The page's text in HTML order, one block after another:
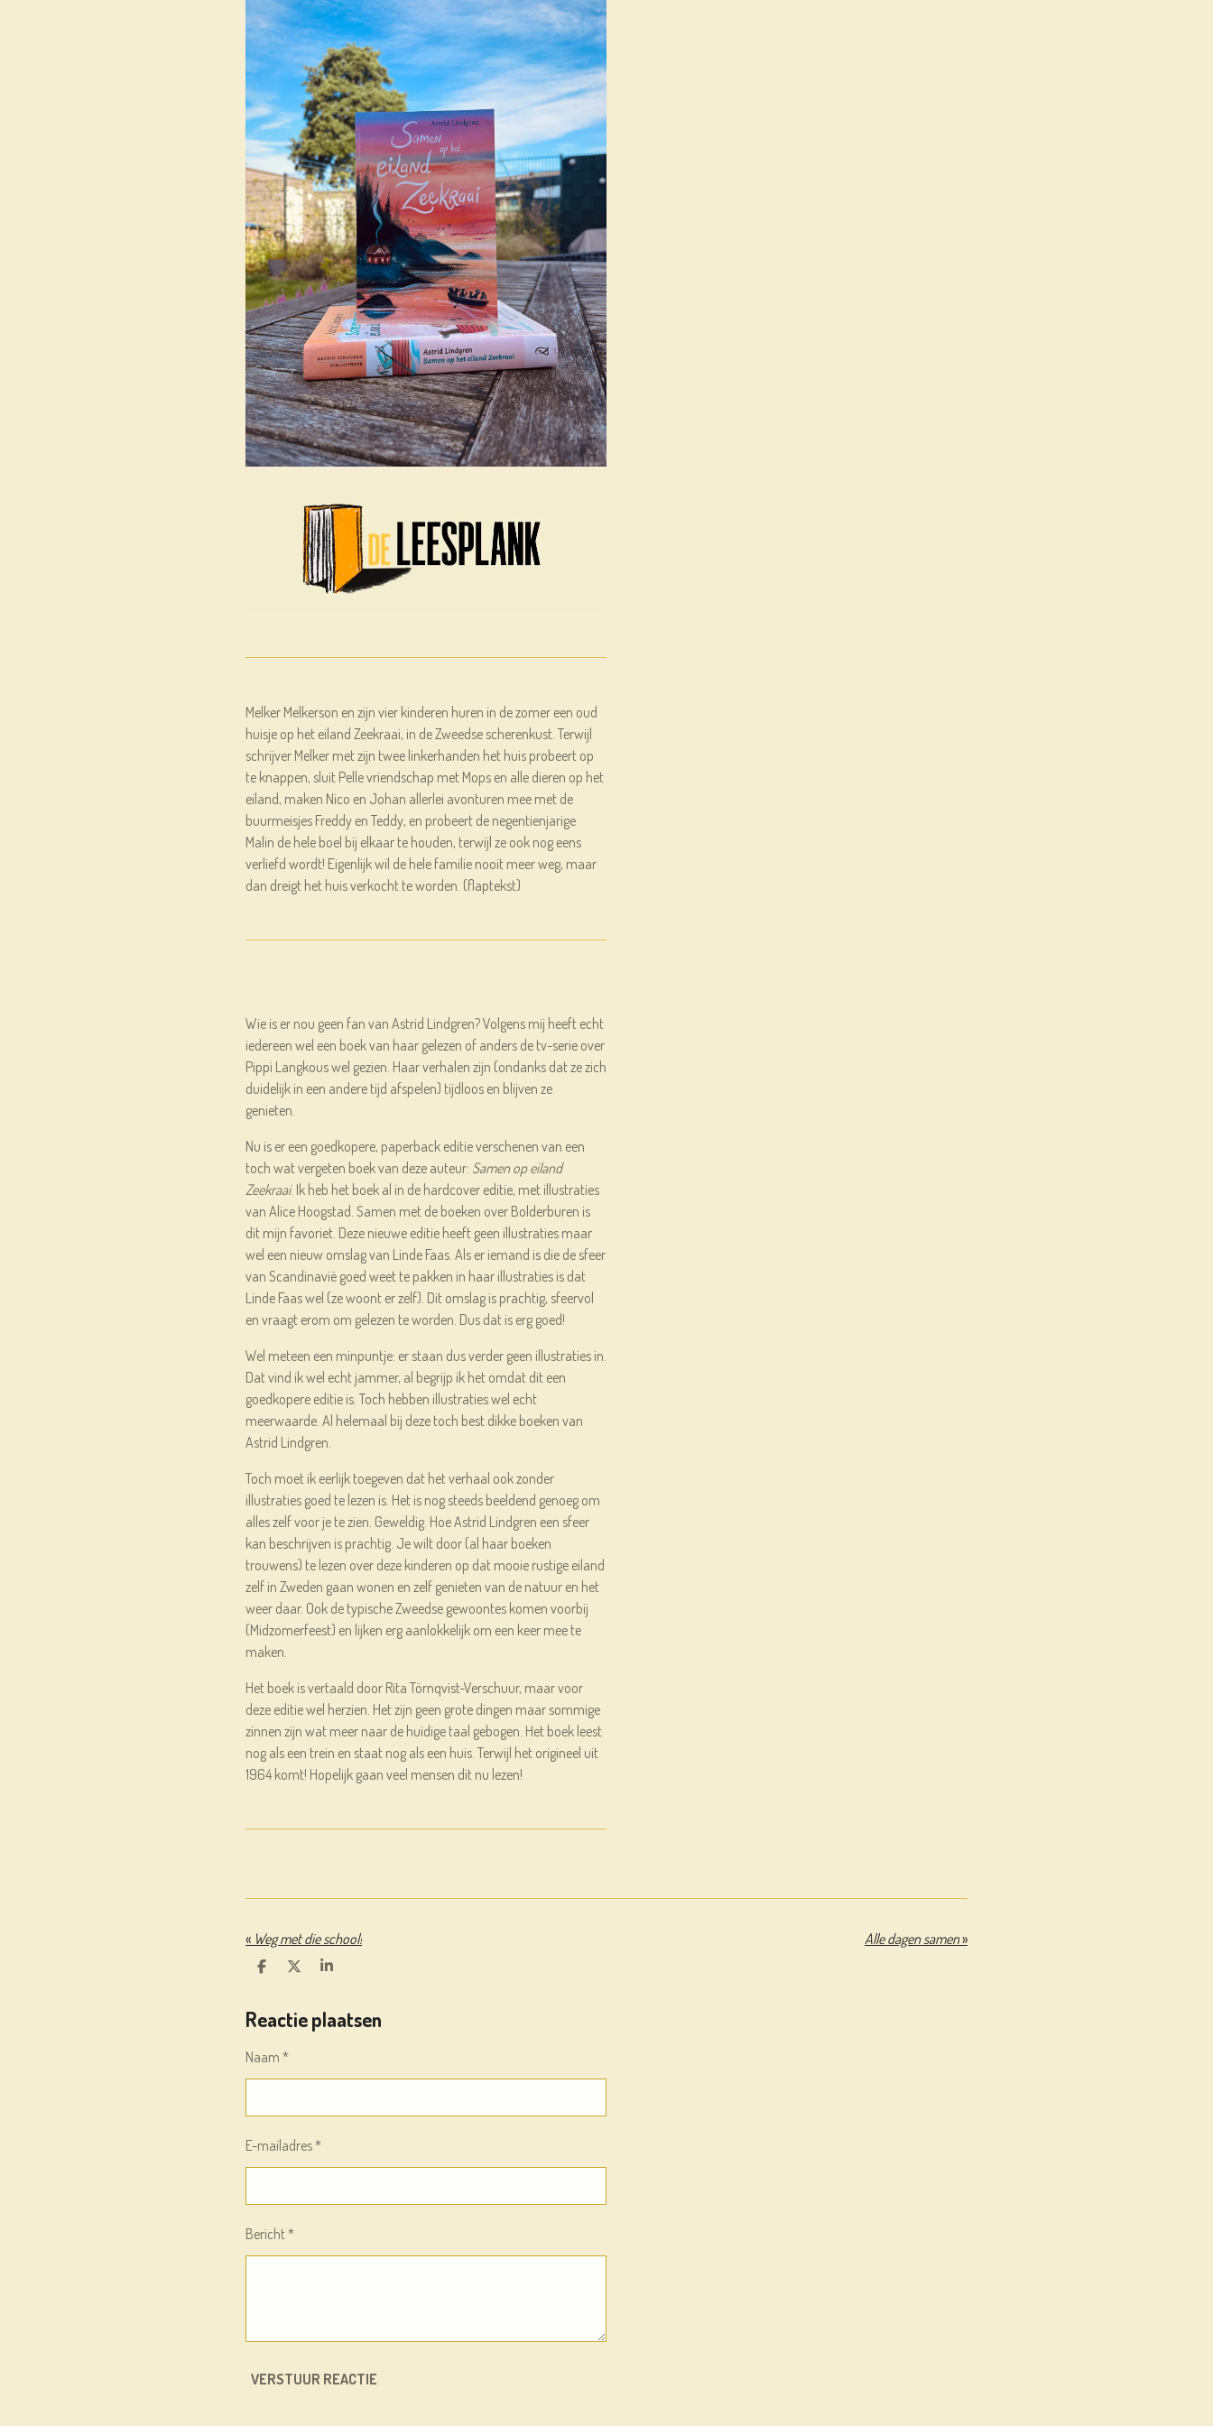
Melker Melkerson en zijn vier kinderen huren in de zomer een oud
huisje op het eiland Zeekraai, in de Zweedse scherenkust. Terwijl
schrijver Melker met zijn twee linkerhanden het huis probeert op
te knappen, sluit Pelle vriendschap met Mops en alle dieren op het
eiland, maken Nico en Johan allerlei avonturen mee met de
buurmeisjes Freddy en Teddy, en probeert de negentienjarige
Malin de hele boel bij elkaar te houden, terwijl ze ook nog eens
verliefd wordt! Eigenlijk wil de hele familie nooit meer weg, maar
dan dreigt het huis verkocht te worden. (flaptekst)
Wie is er nou geen fan van Astrid Lindgren? Volgens mij heeft echt
iedereen wel een boek van haar gelezen of anders de tv-serie over
Pippi Langkous wel gezien. Haar verhalen zijn (ondanks dat ze zich
duidelijk in een andere tijd afspelen) tijdloos en blijven ze
genieten.
Nu is er een goedkopere, paperback editie verschenen van een
toch wat vergeten boek van deze auteur: Samen op eiland
Zeekraai. Ik heb het boek al in de hardcover editie, met illustraties
van Alice Hoogstad. Samen met de boeken over Bolderburen is
dit mijn favoriet. Deze nieuwe editie heeft geen illustraties maar
wel een nieuw omslag van Linde Faas. Als er iemand is die de sfeer
van Scandinavië goed weet te pakken in haar illustraties is dat
Linde Faas wel (ze woont er zelf). Dit omslag is prachtig, sfeervol
en vraagt erom om gelezen te worden. Dus dat is erg goed!
Wel meteen een minpuntje: er staan dus verder geen illustraties in.
Dat vind ik wel echt jammer, al begrijp ik het omdat dit een
goedkopere editie is. Toch hebben illustraties wel echt
meerwaarde. Al helemaal bij deze toch best dikke boeken van
Astrid Lindgren.
Toch moet ik eerlijk toegeven dat het verhaal ook zonder
illustraties goed te lezen is. Het is nog steeds beeldend genoeg om
alles zelf voor je te zien. Geweldig. Hoe Astrid Lindgren een sfeer
kan beschrijven is prachtig. Je wilt door (al haar boeken
trouwens) te lezen over deze kinderen op dat mooie rustige eiland
zelf in Zweden gaan wonen en zelf genieten van de natuur en het
weer daar. Ook de typische Zweedse gewoontes komen voorbij
(Midzomerfeest) en lijken erg aanlokkelijk om een keer mee te
maken.
Het boek is vertaald door Rita Törnqvist-Verschuur, maar voor
deze editie wel herzien. Het zijn geen grote dingen maar sommige
zinnen zijn wat meer naar de huidige taal gebogen. Het boek leest
nog als een trein en staat nog als een huis. Terwijl het origineel uit
1964 komt! Hopelijk gaan veel mensen dit nu lezen!
« Weg met die school! Alle dagen samen»
D
E
N
D
L
S
R
E
Reactie plaatsen
Naam *
E-mailadres *
Bericht *
VERSTUUR REACTIE